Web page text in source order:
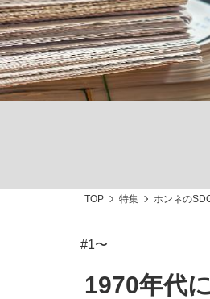
「90%は失敗
終戦から81年
TOP 特集 ホンネの
#1〜
1970年代